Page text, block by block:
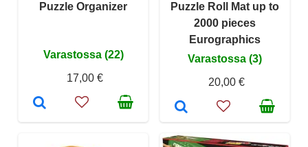
Puzzle Organizer
Varastossa (22)
17,00 €
Puzzle Roll Mat up to
2000 pieces
Eurographics
Varastossa (3)
20,00 €